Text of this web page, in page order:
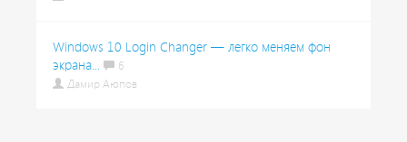
Windows 10 Login Changer — легко меняем фон
экрана...
6
Дамир Аюпов